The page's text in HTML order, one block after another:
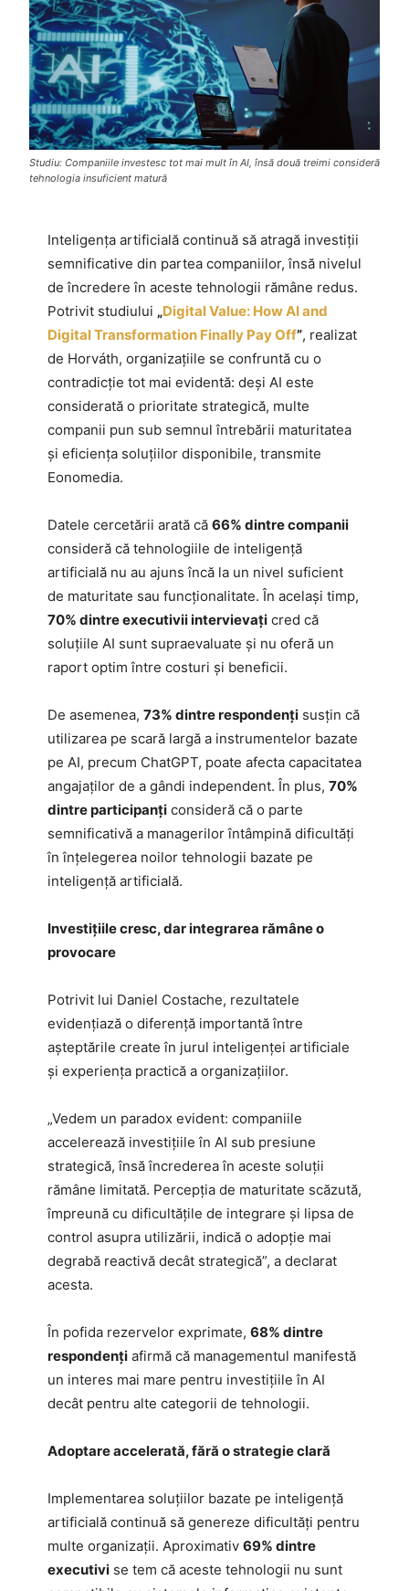
Studiu: Companiile investesc tot mai mult în AI, însă două treimi consideră
tehnologia insuficient matură
Inteligența artificială continuă să atragă investiții
semnificative din partea companiilor, însă nivelul
de încredere în aceste tehnologii rămâne redus.
Potrivit studiului „Digital Value: How AI and
Digital Transformation Finally Pay Off”, realizat
de Horváth, organizațiile se confruntă cu o
contradicție tot mai evidentă: deși AI este
considerată o prioritate strategică, multe
companii pun sub semnul întrebării maturitatea
și eficiența soluțiilor disponibile, transmite
Eonomedia.
Datele cercetării arată că 66% dintre companii
consideră că tehnologiile de inteligență
artificială nu au ajuns încă la un nivel suficient
de maturitate sau funcționalitate. În același timp,
70% dintre executivii intervievați cred că
soluțiile AI sunt supraevaluate și nu oferă un
raport optim între costuri și beneficii.
De asemenea, 73% dintre respondenți susțin că
utilizarea pe scară largă a instrumentelor bazate
pe AI, precum ChatGPT, poate afecta capacitatea
angajaților de a gândi independent. În plus, 70%
dintre participanți consideră că o parte
semnificativă a managerilor întâmpină dificultăți
în înțelegerea noilor tehnologii bazate pe
inteligență artificială.
Investițiile cresc, dar integrarea rămâne o
provocare
Potrivit lui Daniel Costache, rezultatele
evidențiază o diferență importantă între
așteptările create în jurul inteligenței artificiale
și experiența practică a organizațiilor.
„Vedem un paradox evident: companiile
accelerează investițiile în AI sub presiune
strategică, însă încrederea în aceste soluții
rămâne limitată. Percepția de maturitate scăzută,
împreună cu dificultățile de integrare și lipsa de
control asupra utilizării, indică o adopție mai
degrabă reactivă decât strategică”, a declarat
acesta.
În pofida rezervelor exprimate, 68% dintre
respondenți afirmă că managementul manifestă
un interes mai mare pentru investițiile în AI
decât pentru alte categorii de tehnologii.
Adoptare accelerată, fără o strategie clară
Implementarea soluțiilor bazate pe inteligență
artificială continuă să genereze dificultăți pentru
multe organizații. Aproximativ 69% dintre
executivi se tem că aceste tehnologii nu sunt